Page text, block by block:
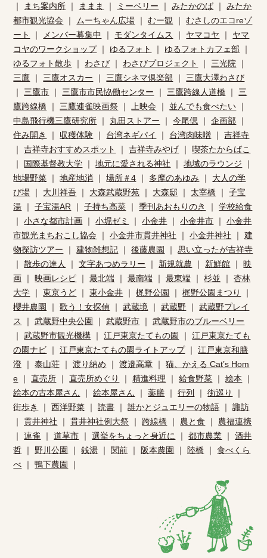
｜
まち案内所 ｜ ままま ｜ ミーベリー ｜みたかのば ｜みたか
都市観光協会 ｜ ムーちゃん広場 ｜むー観 ｜むさしのエコreゾ
ート
｜ メンバー募集中 ｜ モダンタイムス ｜ ヤマコヤ ｜ ヤマ
コヤのワークショップ｜ ゆるフォト ｜ ゆるフォトカフェ部 ｜
ゆるフォト散歩 ｜ わさび ｜ わさびプロジェクト ｜ 三光院 ｜
三鷹 ｜ 三鷹オスカー ｜ 三鷹シネマ倶楽部 ｜ 三鷹大澤わさび
｜ 三鷹市 ｜ 三鷹市市民恊働センター ｜ 三鷹跨線人道橋 ｜ 三
鷹跨線橋 ｜ 三鷹連雀映画祭 ｜ 上映会 ｜ 並んでも食べたい ｜
中島飛行機三鷹研究所 ｜ 丸田ストアー ｜今尾偲 ｜企画部 ｜
住み開き
｜ 収穫体験 ｜ 台湾ネギパイ ｜ 台湾肉味噌 ｜吉祥寺
｜吉祥寺おすすめスポット ｜吉祥寺みやげ ｜喫茶たからばこ
｜
国際基督教大学 ｜地元に愛される神社 ｜地域のラウンジ ｜
地場野菜 ｜地産地消 ｜場所＃4 ｜ 多摩のあゆみ ｜ 大人の学
び場 ｜ 大川祥吾 ｜ 大森武蔵野苑 ｜ 大森邸 ｜ 太宰橋 ｜子宝
湯 ｜子宝湯AR ｜子持ち高菜 ｜季刊あおもりのき ｜学校給食
｜小さな都市計画 ｜小堀ゼミ ｜小金井 ｜小金井市 ｜小金井
市観光まちおこし協会 ｜小金井市貫井神社 ｜小金井神社 ｜建
物探訪ツアー ｜建物雑想記 ｜後藤農園 ｜ 思い立ったが吉祥寺
｜散歩の達人 ｜文字あつめラリー ｜ 新規就農 ｜ 新鮮館 ｜映
画 ｜映画レシピ ｜最北端 ｜最南端 ｜最東端 ｜杉並 ｜杏林
大学 ｜東京うど ｜東小金井 ｜梶野公園 ｜梶野公園まつり
｜
櫻井農園
｜歌う！女探偵 ｜武蔵境 ｜武蔵野 ｜武蔵野プレイ
ス
｜武蔵野中央公園 ｜武蔵野市 ｜武蔵野市のブルーベリー
｜武蔵野市観光機構 ｜江戸東京たてもの園 ｜江戸東京たても
の園ナビ ｜江戸東京たてもの園ライトアップ｜江戸東京和膳
澄 ｜泰山荘 ｜渡り納め ｜渡邉高章 ｜猫、かえる Cat’s Hom
e ｜直売所 ｜直売所めぐり ｜精進料理 ｜給食野菜 ｜絵本 ｜
絵本の古本屋さん ｜絵本屋さん ｜薬膳 ｜行列 ｜街巡り
｜
街歩き
｜西洋野菜 ｜読書 ｜誰かとジュエリーの物語 ｜諏訪
｜貫井神社 ｜貫井神社例大祭 ｜跨線橋 ｜ 農と食 ｜ 農福連携
｜連雀 ｜道草市 ｜選挙をちょっと身近に ｜都市農業 ｜酒井
哲 ｜ 野川公園 ｜銭湯 ｜ 関前 ｜ 阪本農園 ｜ 陸橋 ｜食べくら
べ ｜鴨下農園 ｜